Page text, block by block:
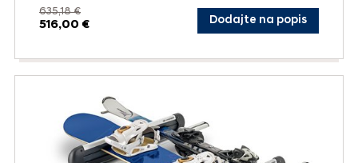
635,18 €
516,00 € Dodajte na popis